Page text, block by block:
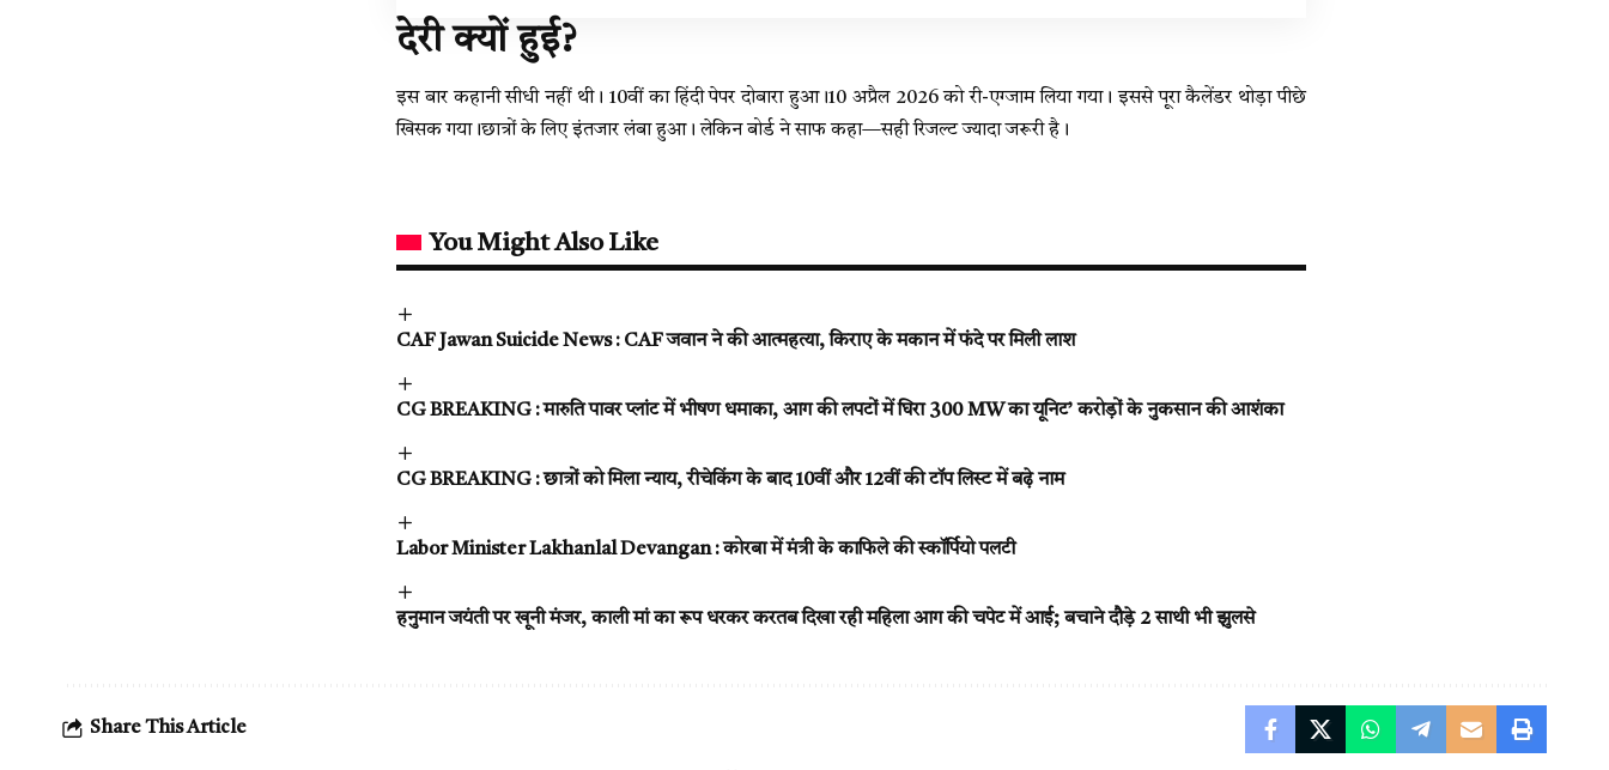
देरी क्यों हुई?
इस बार कहानी सीधी नहीं थी। 10वीं का हिंदी पेपर दोबारा हुआ।10 अप्रैल 2026 को री-एग्जाम लिया गया। इससे पूरा कैलेंडर थोड़ा पीछे
खिसक गया।छात्रों के लिए इंतजार लंबा हुआ। लेकिन बोर्ड ने साफ कहा—सही रिजल्ट ज्यादा जरूरी है।
You Might Also Like
CAF Jawan Suicide News : CAF जवान ने की आत्महत्या, किराए के मकान में फंदे पर मिली लाश
CG BREAKING : मारुति पावर प्लांट में भीषण धमाका, आग की लपटों में घिरा 300 MW का यूनिट’ करोड़ों के नुकसान की आशंका
CG BREAKING : छात्रों को मिला न्याय, रीचेकिंग के बाद 10वीं और 12वीं की टॉप लिस्ट में बढ़े नाम
Labor Minister Lakhanlal Devangan : कोरबा में मंत्री के काफिले की स्कॉर्पियो पलटी
हनुमान जयंती पर खूनी मंजर, काली मां का रूप धरकर करतब दिखा रही महिला आग की चपेट में आई; बचाने दौड़े 2 साथी भी झुलसे
Share This Article